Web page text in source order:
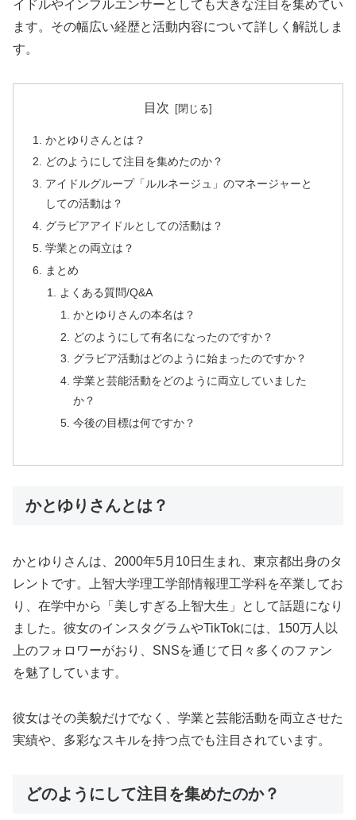
イドルやインフルエンサーとしても大きな注目を集めてい
ます。その幅広い経歴と活動内容について詳しく解説しま
す。
目次
かとゆりさんとは？
どのようにして注目を集めたのか？
アイドルグループ「ルルネージュ」のマネージャーと
しての活動は？
グラビアアイドルとしての活動は？
学業との両立は？
まとめ
よくある質問/Q&A
かとゆりさんの本名は？
どのようにして有名になったのですか？
グラビア活動はどのように始まったのですか？
学業と芸能活動をどのように両立していました
か？
今後の目標は何ですか？
かとゆりさんとは？
かとゆりさんは、2000年5月10日生まれ、東京都出身のタ
レントです。上智大学理工学部情報理工学科を卒業してお
り、在学中から「美しすぎる上智大生」として話題になり
ました。彼女のインスタグラムやTikTokには、150万人以
上のフォロワーがおり、SNSを通じて日々多くのファン
を魅了しています。
彼女はその美貌だけでなく、学業と芸能活動を両立させた
実績や、多彩なスキルを持つ点でも注目されています。
どのようにして注目を集めたのか？